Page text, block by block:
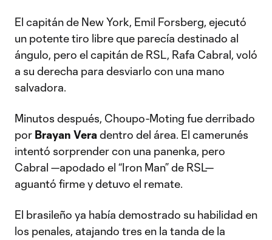
El capitán de New York, Emil Forsberg, ejecutó
un potente tiro libre que parecía destinado al
ángulo, pero el capitán de RSL, Rafa Cabral, voló
a su derecha para desviarlo con una mano
salvadora.
Minutos después, Choupo-Moting fue derribado
por Brayan Veradentro del área. El camerunés
intentó sorprender con una panenka, pero
Cabral —apodado el “Iron Man” de RSL—
aguantó firme y detuvo el remate.
El brasileño ya había demostrado su habilidad en
los penales, atajando tres en la tanda de la